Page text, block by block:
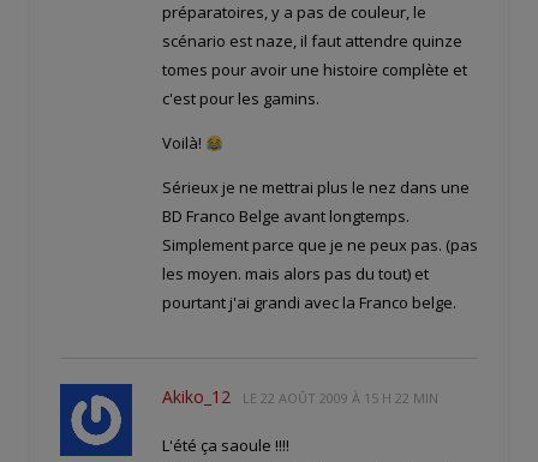
préparatoires, y a pas de couleur, le
scénario est naze, il faut attendre quinze
tomes pour avoir une histoire complète et
c'est pour les gamins.
Voilà!
Sérieux je ne mettrai plus le nez dans une
BD Franco Belge avant longtemps.
Simplement parce que je ne peux pas. (pas
les moyen. mais alors pas du tout) et
pourtant j'ai grandi avec la Franco belge.
Akiko_12 LE 22 AOÛT 2009 À 15 H 22 MIN
L'été ça saoule !!!!